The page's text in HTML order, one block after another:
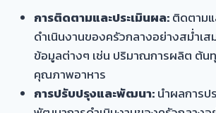
การติดตามและประเมินผล:ติดตามแ
ดำเนินงานของครัวกลางอย่างสม่ำเส
ข้อมูลต่างๆ เช่น ปริมาณการผลิต ต้น
คุณภาพอาหาร
การปรับปรุงและพัฒนา:นำผลการป